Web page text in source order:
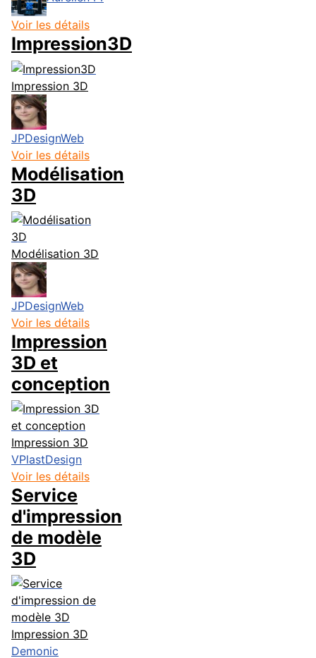
Voir les détails
Impression3D
Impression 3D
JPDesignWeb
Voir les détails
Modélisation
3D
Modélisation 3D
JPDesignWeb
Voir les détails
Impression
3D et
conception
Impression 3D
VPlastDesign
Voir les détails
Service
d'impression
de modèle
3D
Impression 3D
Demonic